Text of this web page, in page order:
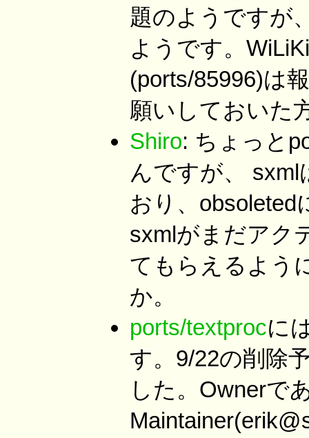
題のようですが
ようです。
(ports/85996)は
願いしておいた
Shiro: ちょっと
んですが、 sxml
おり、obsoleted
sxmlがまだアク
てもらえるよう
か。
ports/textprocに
す。9/22の削除
した。Ownerで